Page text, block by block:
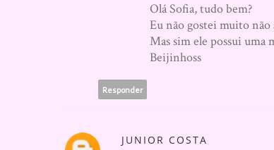
Olá Sofia, tudo bem?
Eu não gostei muito
Mas sim ele possui uma
Beijinhoss
Responder
JUNIOR COSTA